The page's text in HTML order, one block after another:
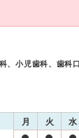
、小児歯科、歯科
月 火 水